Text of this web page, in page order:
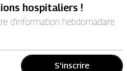
hospitaliers !
d’information hebdomadaire.
S'inscrire